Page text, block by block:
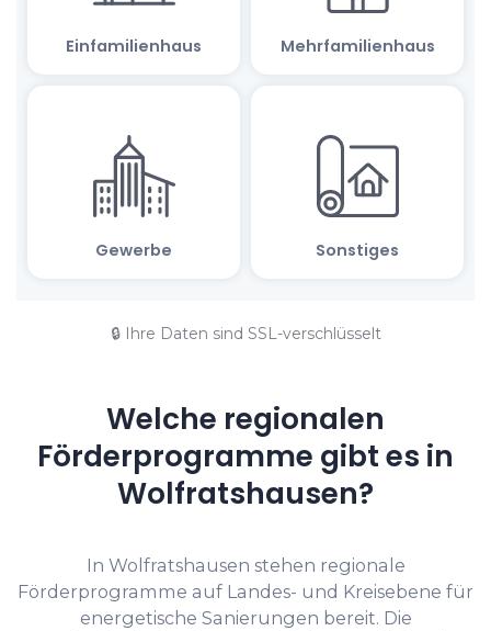
🔒 Ihre Daten sind SSL-verschlüsselt
Welche regionalen
Förderprogramme gibt es in
Wolfratshausen?
In Wolfratshausen stehen regionale
Förderprogramme auf Landes- und Kreisebene für
energetische Sanierungen bereit. Die